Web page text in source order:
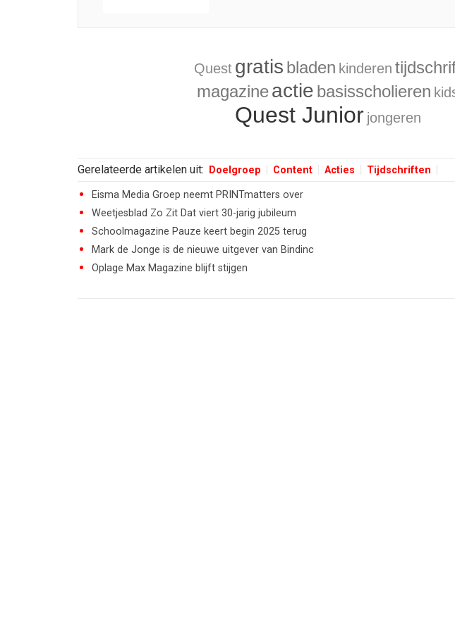
Quest gratis bladen kinderen
magazineactie basisscholieren
Quest Junior jongeren
Gerelateerde artikelen uit: Doelgroep Content Acties Tijdschriften
Eisma Media Groep neemt PRINTmatters over
Weetjesblad Zo Zit Dat viert 30-jarig jubileum
Schoolmagazine Pauze keert begin 2025 terug
Mark de Jonge is de nieuwe uitgever van Bindinc
Oplage Max Magazine blijft stijgen